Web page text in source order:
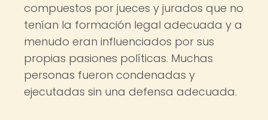
compuestos por jueces y jurados que no
tenían la formación legal adecuada y a
menudo eran influenciados por sus
propias pasiones políticas. Muchas
personas fueron condenadas y
ejecutadas sin una defensa adecuada.